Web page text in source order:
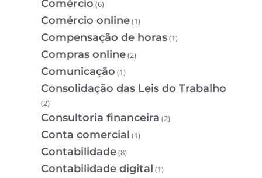
Comércio (6)
Comércio online(1)
Compensação de horas(1)
Compras online(2)
Comunicação (1)
Consolidação das Leis do Trabalho
(2)
Consultoria financeira (2)
Conta comercial (1)
Contabilidade(8)
Contabilidade digital (1)